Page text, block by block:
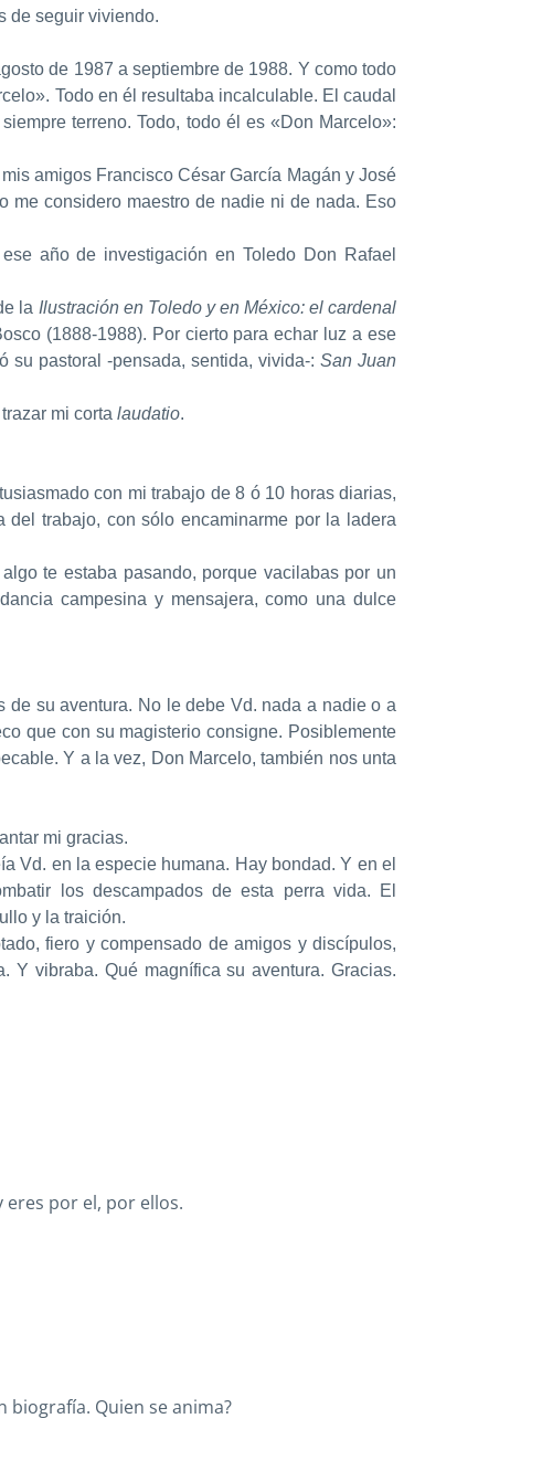
de seguir viviendo.
de 1987 a septiembre de 1988. Y como todo
Todo en él resultaba incalculable. El caudal
terreno. Todo, todo él es «Don Marcelo»:
amigos Francisco César García Magán y José
me considero maestro de nadie ni de nada. Eso
año de investigación en Toledo Don Rafael
la Ilustración en Toledo y en México: el cardenal
(1888-1988). Por cierto para echar luz a ese
su pastoral -pensada, sentida, vivida-: San Juan
mi corta laudatio.
con mi trabajo de 8 ó 10 horas diarias,
trabajo, con sólo encaminarme por la ladera
te estaba pasando, porque vacilabas por un
campesina y mensajera, como una dulce
su aventura. No le debe Vd. nada a nadie o a
que con su magisterio consigne. Posiblemente
Y a la vez, Don Marcelo, también nos unta
mi gracias.
Vd. en la especie humana. Hay bondad. Y en el
los descampados de esta perra vida. El
y la traición.
fiero y compensado de amigos y discípulos,
Y vibraba. Qué magnífica su aventura. Gracias.
eres por el, por ellos.
biografía. Quien se anima?